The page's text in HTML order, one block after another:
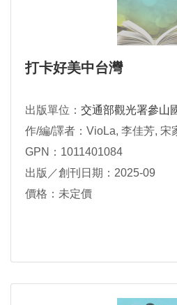
打卡好美中台灣
出版單位： 交通部觀光署參山
作/編/譯者：VioLa, 李佳芳, 宋
GPN：1011401084
出版／創刊日期：2025-09
價格：未定價